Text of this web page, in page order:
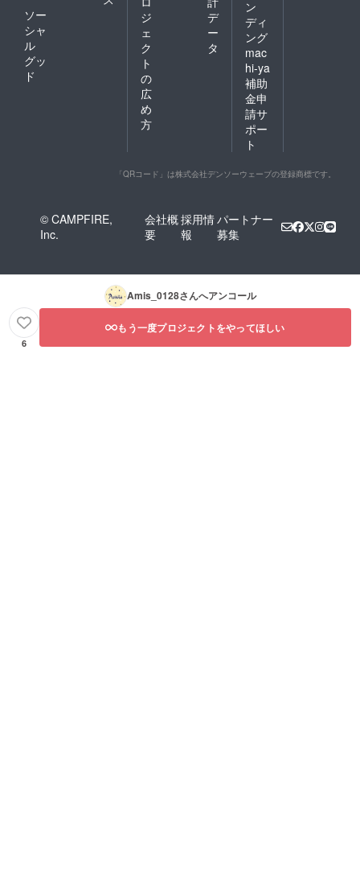
ソー
シャ
ル
グッ
ド
ジ
ェ
ク
ト
の
広
め
方
デ
ー
タ
ン
ディ
ング
mac
hi-ya
補助
金申
請サ
ポー
ト
「QRコード」は株式会社デンソーウェーブの登録商標です。
© CAMPFIRE,
Inc.
会社概
要
採用情
報
パートナー
募集
Amis_0128さんへアンコール
6
もう一度プロジェクトをやってほしい